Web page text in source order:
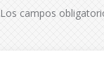
Los campos